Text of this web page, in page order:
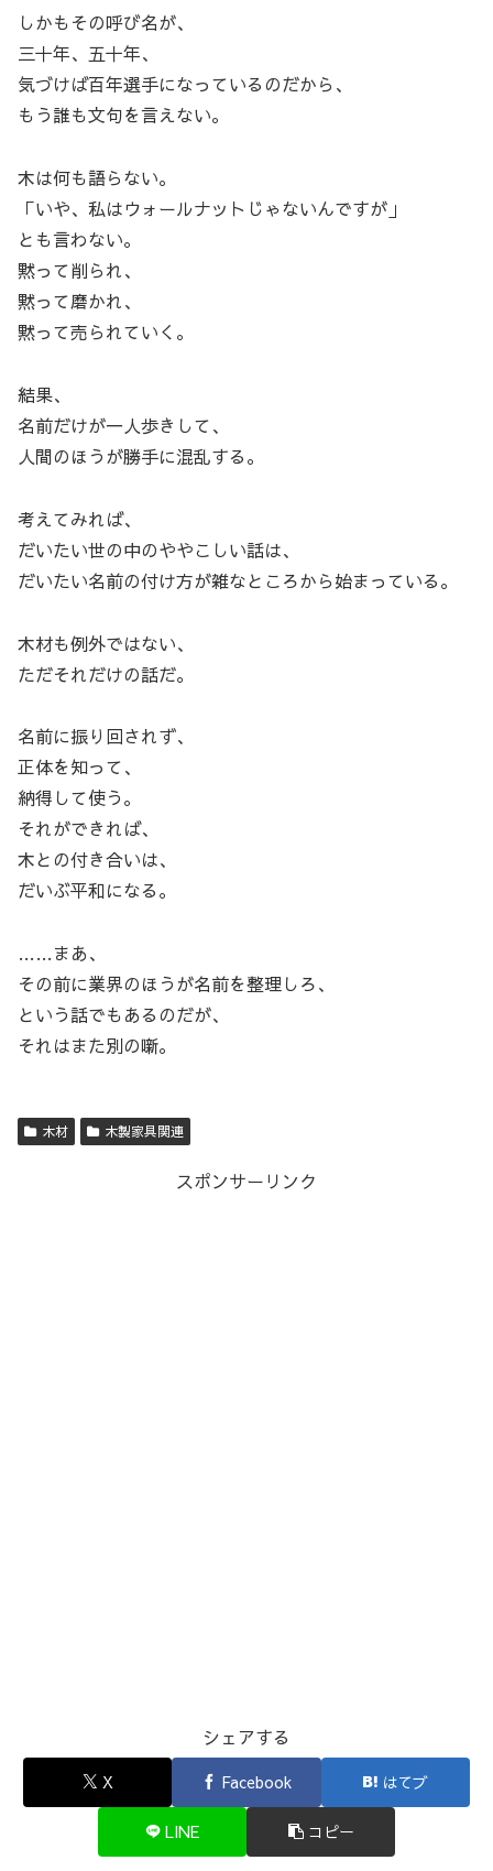
しかもその呼び名が、
三十年、五十年、
気づけば百年選手になっているのだから、
もう誰も文句を言えない。
木は何も語らない。
「いや、私はウォールナットじゃないんですが」
とも言わない。
黙って削られ、
黙って磨かれ、
黙って売られていく。
結果、
名前だけが一人歩きして、
人間のほうが勝手に混乱する。
考えてみれば、
だいたい世の中のややこしい話は、
だいたい名前の付け方が雑なところから始まっている。
木材も例外ではない、
ただそれだけの話だ。
名前に振り回されず、
正体を知って、
納得して使う。
それができれば、
木との付き合いは、
だいぶ平和になる。
……まあ、
その前に業界のほうが名前を整理しろ、
という話でもあるのだが、
それはまた別の噺。
木材 木製家具関連
スポンサーリンク
シェアする
X Facebook はてブ
LINE コピー